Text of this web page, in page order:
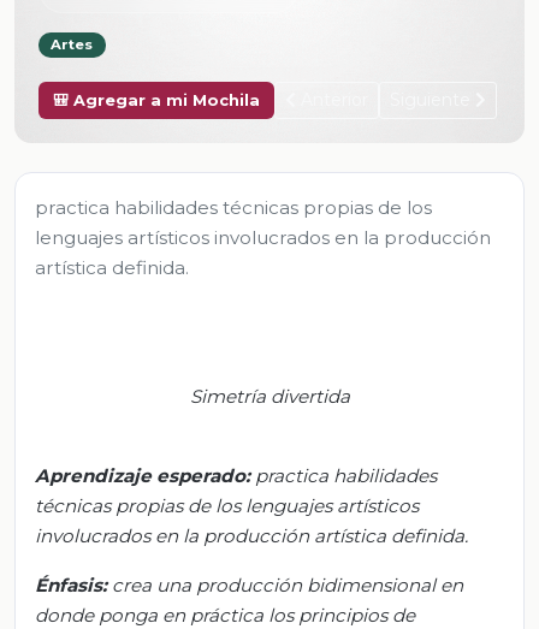
Artes
🎒 Agregar a mi Mochila
practica habilidades técnicas propias de los
lenguajes artísticos involucrados en la producción
artística definida.
Simetría divertida
Aprendizaje esperado: practica habilidades
técnicas propias de los lenguajes artísticos
involucrados en la producción artística definida.
Énfasis:crea una producción bidimensional en
donde ponga en práctica los principios de